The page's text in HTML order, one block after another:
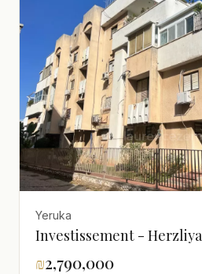
Yeruka
Investissement - Herzliya
₪2,790,000